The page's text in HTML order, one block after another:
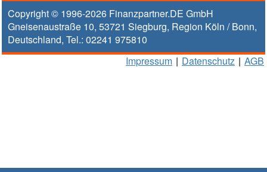
Copyright © 1996-2026 Finanzpartner.DE GmbH
Gneisenaustraße 10, 53721 Siegburg, Region Köln / Bonn,
Deutschland, Tel.: 02241 975810
Impressum | Datenschutz | AGB